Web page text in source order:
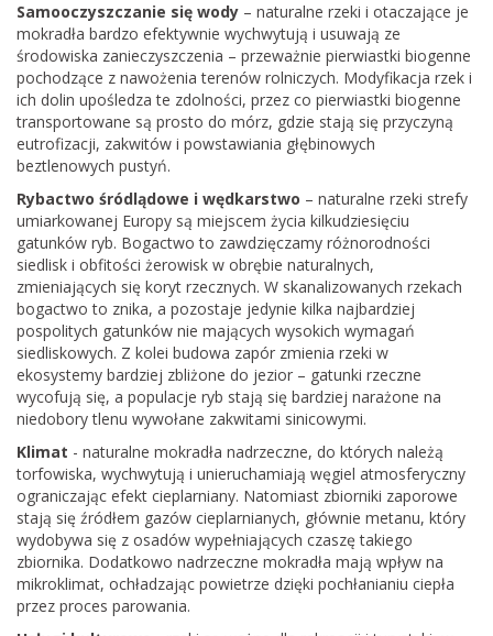
Samooczyszczanie się wody – naturalne rzeki i otaczające je
mokradła bardzo efektywnie wychwytują i usuwają ze
środowiska zanieczyszczenia – przeważnie pierwiastki biogenne
pochodzące z nawożenia terenów rolniczych. Modyfikacja rzek i
ich dolin upośledza te zdolności, przez co pierwiastki biogenne
transportowane są prosto do mórz, gdzie stają się przyczyną
eutrofizacji, zakwitów i powstawiania głębinowych
beztlenowych pustyń.
Rybactwo śródlądowe i wędkarstwo – naturalne rzeki strefy
umiarkowanej Europy są miejscem życia kilkudziesięciu
gatunków ryb. Bogactwo to zawdzięczamy różnorodności
siedlisk i obfitości żerowisk w obrębie naturalnych,
zmieniających się koryt rzecznych. W skanalizowanych rzekach
bogactwo to znika, a pozostaje jedynie kilka najbardziej
pospolitych gatunków nie mających wysokich wymagań
siedliskowych. Z kolei budowa zapór zmienia rzeki w
ekosystemy bardziej zbliżone do jezior – gatunki rzeczne
wycofują się, a populacje ryb stają się bardziej narażone na
niedobory tlenu wywołane zakwitami sinicowymi.
Klimat - naturalne mokradła nadrzeczne, do których należą
torfowiska, wychwytują i unieruchamiają węgiel atmosferyczny
ograniczając efekt cieplarniany. Natomiast zbiorniki zaporowe
stają się źródłem gazów cieplarnianych, głównie metanu, który
wydobywa się z osadów wypełniających czaszę takiego
zbiornika. Dodatkowo nadrzeczne mokradła mają wpływ na
mikroklimat, ochładzając powietrze dzięki pochłanianiu ciepła
przez proces parowania.